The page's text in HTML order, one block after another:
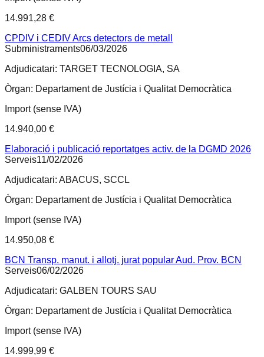
14.991,28 €
CPDIV i CEDIV Arcs detectors de metall
Subministraments06/03/2026
Adjudicatari: TARGET TECNOLOGIA, SA
Òrgan: Departament de Justícia i Qualitat Democràtica
Import (sense IVA)
14.940,00 €
Elaboració i publicació reportatges activ. de la DGMD 2026
Serveis11/02/2026
Adjudicatari: ABACUS, SCCL
Òrgan: Departament de Justícia i Qualitat Democràtica
Import (sense IVA)
14.950,08 €
BCN Transp. manut. i allotj. jurat popular Aud. Prov. BCN
Serveis06/02/2026
Adjudicatari: GALBEN TOURS SAU
Òrgan: Departament de Justícia i Qualitat Democràtica
Import (sense IVA)
14.999,99 €